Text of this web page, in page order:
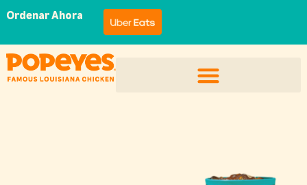
Ordenar Ahora